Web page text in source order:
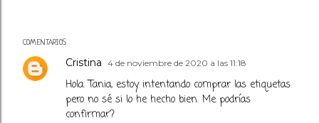
COMENTARIOS
Cristina 4 de noviembre de 2020 a las 11:18
Hola. Tania, estoy intentando comprar las etiquetas
pero no sé si lo he hecho bien. Me podrías
confirmar?